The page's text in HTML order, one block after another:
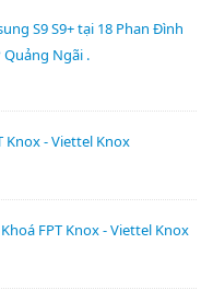
S9 S9+ tại 18 Phan Đình
Quảng Ngãi .
Knox - Viettel Knox
FPT Knox - Viettel Knox